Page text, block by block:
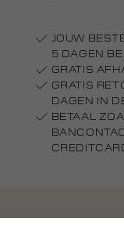
JOUW
5 DAGEN
GRATIS
GRATIS
DAGEN IN
BETAAL